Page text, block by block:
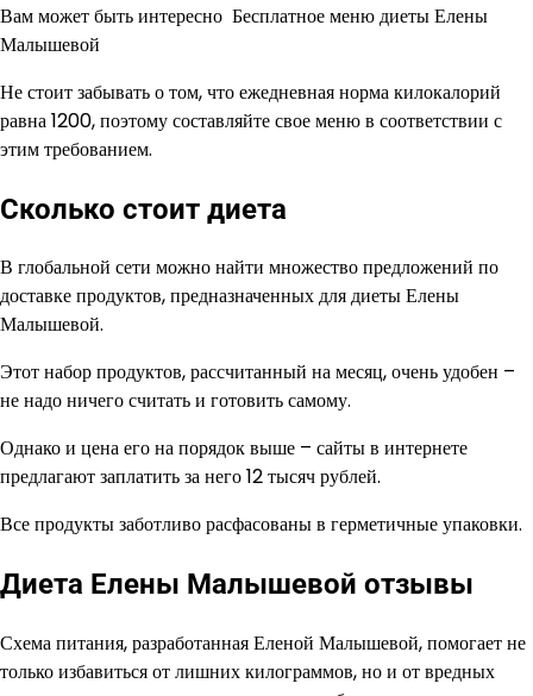
Вам может быть интересно Бесплатное меню диеты Елены
Малышевой
Не стоит забывать о том, что ежедневная норма килокалорий
равна 1200, поэтому составляйте свое меню в соответствии с
этим требованием.
Сколько стоит диета
В глобальной сети можно найти множество предложений по
доставке продуктов, предназначенных для диеты Елены
Малышевой.
Этот набор продуктов, рассчитанный на месяц, очень удобен –
не надо ничего считать и готовить самому.
Однако и цена его на порядок выше – сайты в интернете
предлагают заплатить за него 12 тысяч рублей.
Все продукты заботливо расфасованы в герметичные упаковки.
Диета Елены Малышевой отзывы
Схема питания, разработанная Еленой Малышевой, помогает не
только избавиться от лишних килограммов, но и от вредных